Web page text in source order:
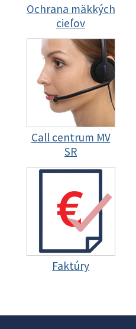
Ochrana mäkkých
cieľov
Call centrum MV
SR
Faktúry